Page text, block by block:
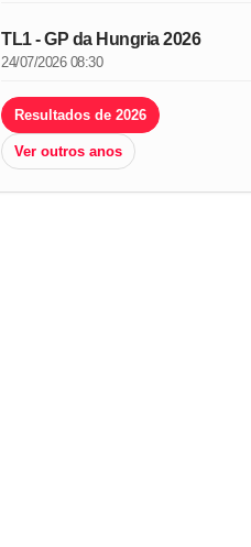
TL1 - GP da Hungria 2026
24/07/2026 08:30
Resultados de 2026
Ver outros anos